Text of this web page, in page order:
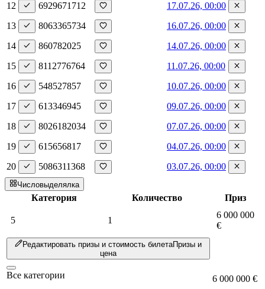
12
6929671712
17.07.26, 00:00
13
8063365734
16.07.26, 00:00
14
860782025
14.07.26, 00:00
15
8112776764
11.07.26, 00:00
16
548527857
10.07.26, 00:00
17
613346945
09.07.26, 00:00
18
8026182034
07.07.26, 00:00
19
61 5656817
04.07.26, 00:00
20
5086311368 03.07.26, 00:00
Числовыделялка
Категория Количество Приз
5 1
6 000 000
€
Редактировать призы и стоимость билетаПризы и
цена
Все категории
6 000 000 €